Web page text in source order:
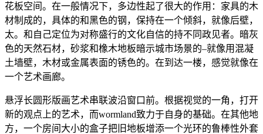
花板空间。在一般情况下，多边性起了很大的作用：家具的木
材制成的，具体的和黑色的钢，保持在一个倾斜，就像后壁，
太。和自己定位为对称盛行的文化自信的持不同政见者。暗灰
色的天然石材，砂浆和橡木地板暗示城市场景的–就像用混凝
土墙壁，木材或金属表面的锈色的。在到达一楼，感觉就像在
一个艺术画廊。
悬浮长圆形版画艺术串联波沿窗口前。根据视觉的一角，打开
新的观点上的艺术，而wormland致力于自身的基础。在其他地
方，一个房间大小的盒子把旧地板增添一个光环的鲁棒性外套